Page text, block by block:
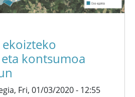
ekoizteko
kontsumoa
Fri, 01/03/2020 - 12:55